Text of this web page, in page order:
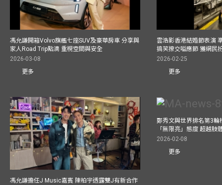
馮允謙開箱Volvo旗艦七座SUV及豪華房車 分享與
家人Road Trip點滴 重視空間與安全
2026-03-08
更多
雲浩影香港結婚節表演
搞笑撩交嗌應節 獲網民
2026-02-25
更多
馮允謙擔任J Music嘉賓 陳柏宇透露雙J有新合作
鄭秀文與世界排名第3輪
「無限亮」態度 超越肢
2026-02-08
更多